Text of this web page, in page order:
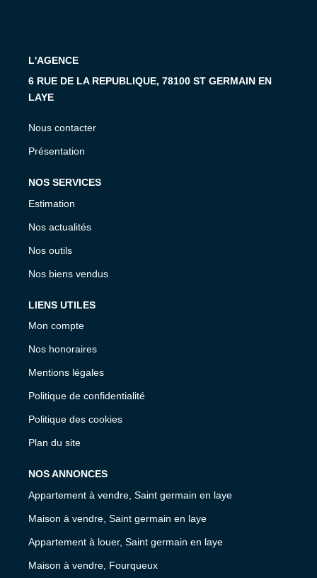
L'AGENCE
6 RUE DE LA REPUBLIQUE, 78100 ST GERMAIN EN
LAYE
Nous contacter
Présentation
NOS SERVICES
Estimation
Nos actualités
Nos outils
Nos biens vendus
LIENS UTILES
Mon compte
Nos honoraires
Mentions légales
Politique de confidentialité
Politique des cookies
Plan du site
NOS ANNONCES
Appartement à vendre, Saint germain en laye
Maison à vendre, Saint germain en laye
Appartement à louer, Saint germain en laye
Maison à vendre, Fourqueux